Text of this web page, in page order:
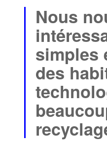
Nous
simples
des